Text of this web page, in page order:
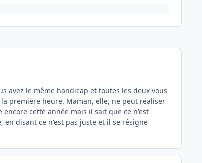
avez le même handicap et toutes les deux vous
première heure. Maman, elle, ne peut réaliser
cette année mais il sait que ce n'est
en disant ce n'est pas juste et il se résigne